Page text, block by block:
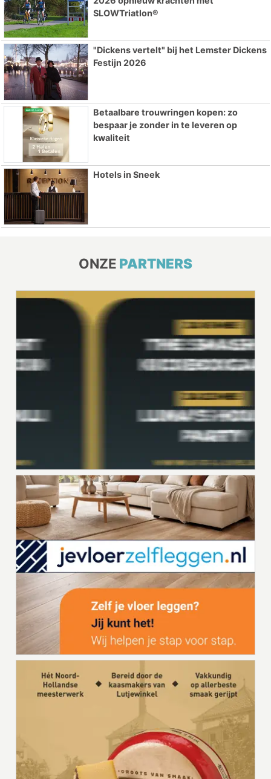
SLOWTriatlon®
"Dickens vertelt" bij het Lemster Dickens
Festijn 2026
Betaalbare trouwringen kopen: zo
bespaar je zonder in te leveren op
kwaliteit
Hotels in Sneek
ONZE PARTNERS